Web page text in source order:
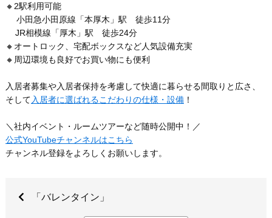
🔸2駅利用可能
小田急小田原線「本厚木」駅 徒歩11分
JR相模線「厚木」駅 徒歩24分
🔸オートロック、宅配ボックスなど人気設備充実
🔸周辺環境も良好でお買い物にも便利
入居者募集や入居者保持を考慮して快適に暮らせる間取りと広さ、
そして 入居者に選ばれるこだわりの仕様・設備！
＼社内イベント・ルームツアーなど随時公開中！／
公式YouTubeチャンネルはこちら
チャンネル登録をよろしくお願いします。
「バレンタイン」